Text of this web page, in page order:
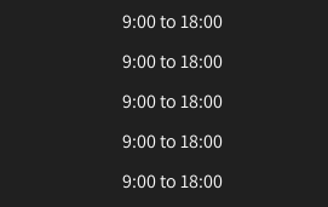
9:00 to 18:00
9:00 to 18:00
9:00 to 18:00
9:00 to 18:00
9:00 to 18:00